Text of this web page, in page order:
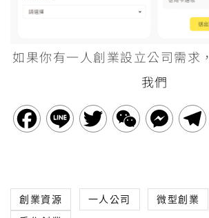
如果你有一人創業設立公司需求，
我們
F
e
L
T
t
W
M
s
創業資源 一人公司 微型創業